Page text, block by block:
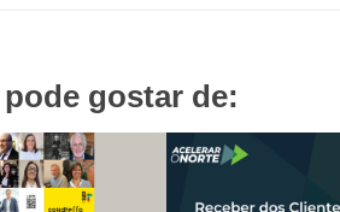
gostar de: